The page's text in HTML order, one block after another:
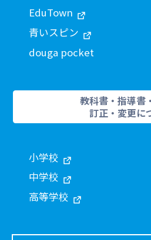
EduTown
青いスピン
douga pocket
教科書・指導書
訂正・変更に
小学校
中学校
高等学校